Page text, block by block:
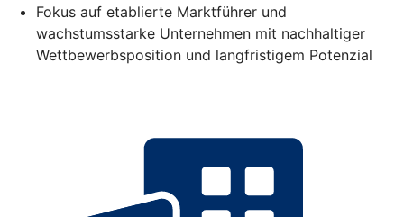
Fokus auf etablierte Marktführer und
wachstumsstarke Unternehmen mit nachhaltiger
Wettbewerbsposition und langfristigem Potenzial